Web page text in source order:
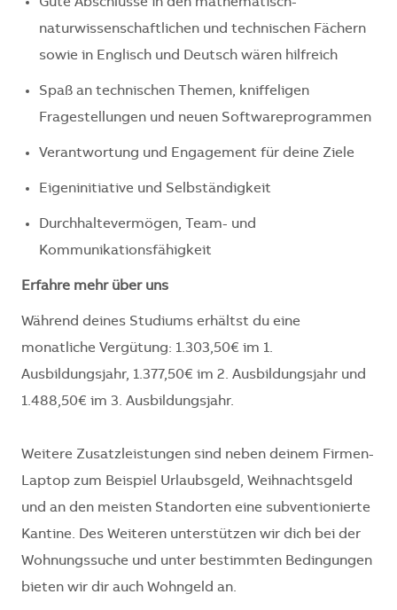
naturwissenschaftlichen und technischen Fächern
sowie in Englisch und Deutsch wären hilfreich
Spaß an technischen Themen, kniffeligen
Fragestellungen und neuen Softwareprogrammen
Verantwortung und Engagement für deine Ziele
Eigeninitiative und Selbständigkeit
Durchhaltevermögen, Team- und
Kommunikationsfähigkeit
Erfahre mehr über uns
Während deines Studiums erhältst du eine
monatliche Vergütung: 1.303,50€ im 1.
Ausbildungsjahr, 1.377,50€ im 2. Ausbildungsjahr und
1.488,50€ im 3. Ausbildungsjahr.
Weitere Zusatzleistungen sind neben deinem Firmen-
Laptop zum Beispiel Urlaubsgeld, Weihnachtsgeld
und an den meisten Standorten eine subventionierte
Kantine. Des Weiteren unterstützen wir dich bei der
Wohnungssuche und unter bestimmten Bedingungen
bieten wir dir auch Wohngeld an.